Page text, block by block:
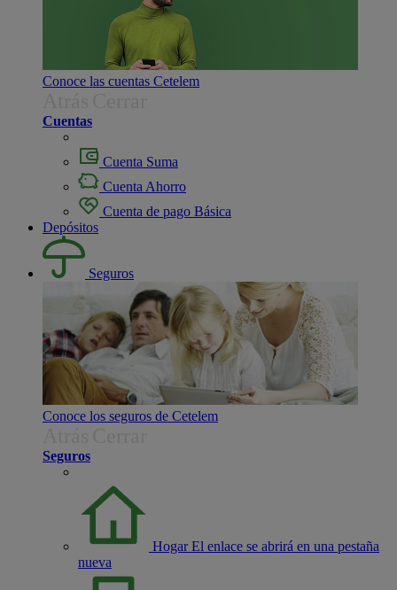
Conoce las cuentas Cetelem
Cuentas
Cuenta Suma
Cuenta Ahorro
Cuenta de pago Básica
Depósitos
Seguros
Conoce los seguros de Cetelem
Seguros
Hogar El enlace se abrirá en una pestaña
nueva